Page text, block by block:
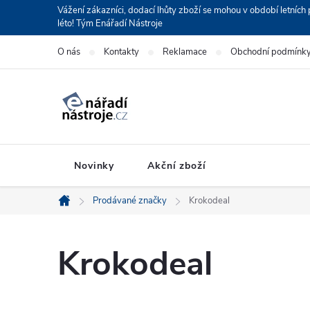
Vážení zákazníci, dodací lhůty zboží se mohou v období
léto! Tým Enářadí Nástroje
O nás Kontakty Reklamace Obchodní
Novinky Akční zboží
Domů
Prodávané značky Krokodeal
Krokodeal